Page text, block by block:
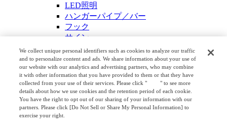
LED照明
ハンガーパイプ／バー
フック
サイン
その他
プロモーション什器
平台／ステージ
TF平台シリーズ
平台
ステージ
単体什器
We collect unique personal identifiers such as cookies to analyze our traffic
and to personalize content and ads. We share information about your use of
our website with our analytics and advertising partners, who may combine
it with other information that you have provided to them or that they have
collected from your use of their services. Please click "
here" to see more
details about how we use cookies and the retention period of each cookie.
You have the right to opt out of our sharing of your information with our
partners. Please click [Do Not Sell or Share My Personal Information] to
exercise your right.